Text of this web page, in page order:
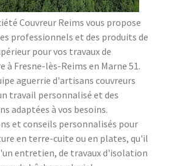
Couvreur Reims vous propose
professionnels et des produits de
pour vos travaux de
à Fresne-lès-Reims en Marne 51.
aguerrie d'artisans couvreurs
travail personnalisé et des
adaptées à vos besoins.
et conseils personnalisés pour
en terre-cuite ou en plates, qu'il
entretien, de travaux d'isolation